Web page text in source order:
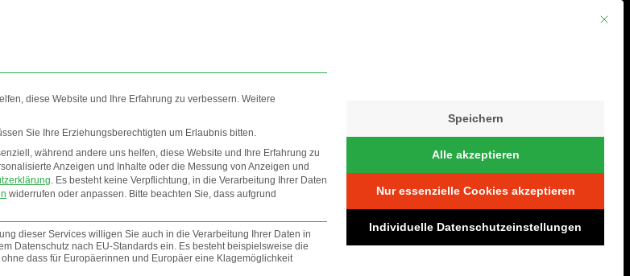
JOBS AGB
FOTOS
Mit
diese Website und Ihre Erfahrung zu verbessern. Weitere
Sie Ihre Erziehungsberechtigten um Erlaubnis bitten.
während andere uns helfen, diese Website und Ihre Erfahrung zu
Anzeigen und Inhalte oder die Messung von Anzeigen und
. Es besteht keine Verpflichtung, in die Verarbeitung Ihrer Daten
widerrufen oder anpassen. Bitte beachten Sie, dass aufgrund
dieser Services willigen Sie auch in die Verarbeitung Ihrer Daten in
Datenschutz nach EU-Standards ein. Es besteht beispielsweise die
dass für Europäerinnen und Europäer eine Klagemöglichkeit
Speichern
Alle akzeptieren
Nur essenzielle Cookies akzeptieren
Individuelle Datenschutzeinstellungen